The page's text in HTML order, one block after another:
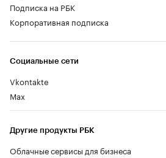
Социальные сети
Vkontakte
Max
Другие продукты РБК
Облачные сервисы для бизнеса
Подписка на РБК
Корпоративная подписка